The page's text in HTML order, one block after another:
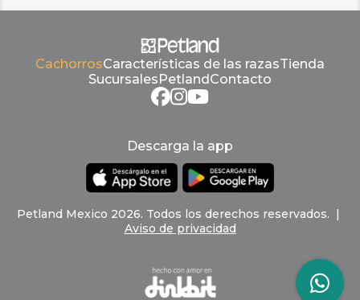
CachorrosCaracterísticas de las razasTienda
Sucursales Petland Contacto
Descarga la app
Petland Mexico 2026. Todos los derechos reservados. |
Aviso de privacidad